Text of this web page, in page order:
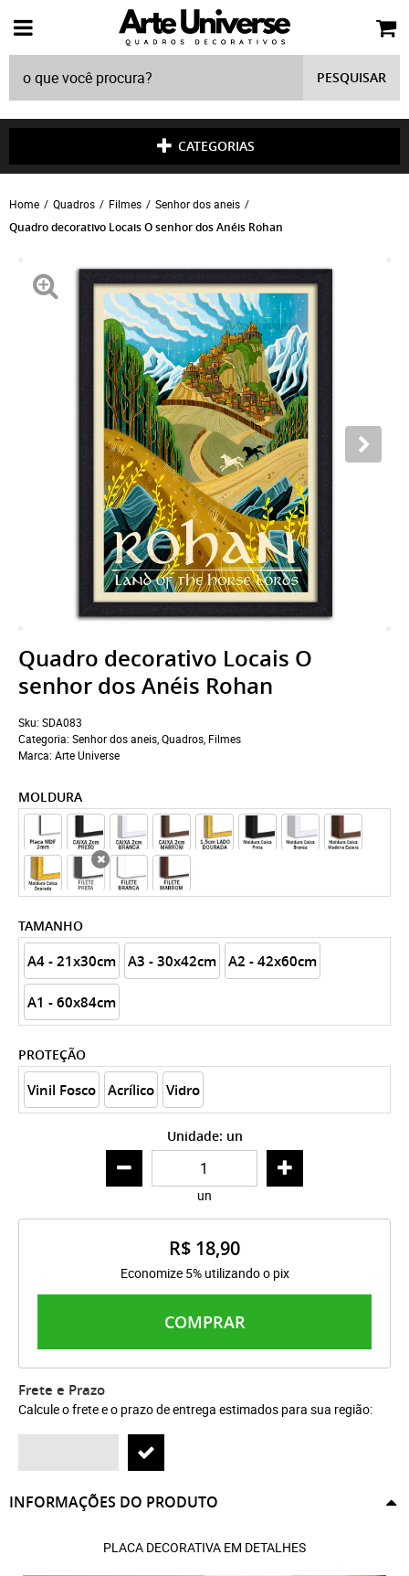
PESQUISAR
CATEGORIAS
Home Quadros Filmes Senhor dos aneis
Quadro decorativo Locais O senhor dos Anéis Rohan
Quadro decorativo Locais O
senhor dos Anéis Rohan
Sku: SDA083
Categoria: Senhor dos aneis,Quadros, Filmes
Marca: Arte Universe
MOLDURA
x
TAMANHO
A4 - 21x30cm A3 - 30x42cm A2 - 42x60cm
A1 - 60x84cm
PROTEÇÃO
Vinil Fosco Acrílico Vidro
Unidade: un
un
R$ 18,90
Economize 5% utilizando o pix
COMPRAR
Frete e Prazo
Calcule o frete e o prazo de entrega estimados para sua região:
INFORMAÇÕES DO PRODUTO
PLACA DECORATIVA EM DETALHES